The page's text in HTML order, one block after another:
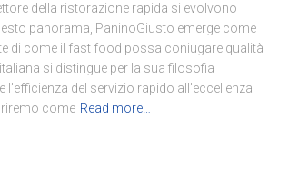
della ristorazione rapida si evolvono
panorama, PaninoGiusto emerge come
di come il fast food possa coniugare qualità
si distingue per la sua filosofia
del servizio rapido all’eccellenza
come Read more…